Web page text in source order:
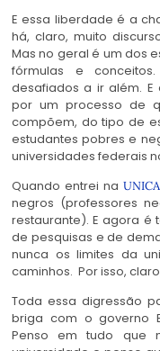
E essa liberdade é a
há, claro, muito
Mas no geral é um dos
fórmulas e
desafiados a ir além.
por um processo de
compõem, do tipo de
estudantes pobres e
universidades federais
Quando entrei na
negros (professores
restaurante). E agora é
de pesquisas e de
nunca os limites da
caminhos. Por isso,
Toda essa digressão
briga com o governo
Penso em tudo que